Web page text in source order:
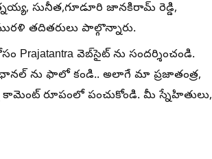
సునీత,గూడూరి జానకిరామ్ రెడ్డి,
తదితరులు పాల్గొన్నారు.
Prajatantra వెబ్‌సైట్ ను సందర్శించండి.
ఛానల్ ను ఫాలో కండి.. అలాగే మా ప్రజాతంత్ర,
రూపంలో పంచుకోండి. మీ స్నేహితులు,